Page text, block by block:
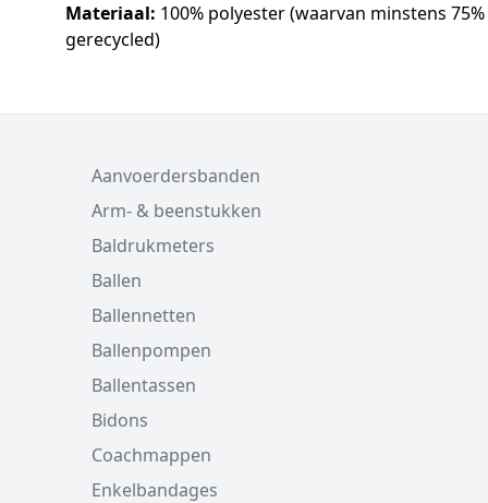
Materiaal: 100% polyester (waarvan minstens 75%
gerecycled)
Aanvoerdersbanden
Arm- & beenstukken
Baldrukmeters
Ballen
Ballennetten
Ballenpompen
Ballentassen
Bidons
Coachmappen
Enkelbandages